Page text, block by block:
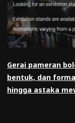
Gerai pameran
bentuk, dan
hingga astaka